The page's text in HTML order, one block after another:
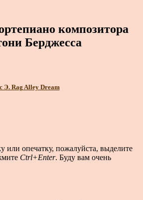
композитора
Берджесса
Э. Rag Alley Dream
опечатку, пожалуйста, выделите
Ctrl+Enter. Буду вам очень